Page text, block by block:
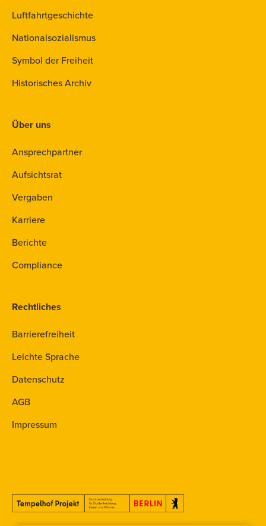
Luftfahrtgeschichte
Nationalsozialismus
Symbol der Freiheit
Historisches Archiv
Über uns
Ansprechpartner
Aufsichtsrat
Vergaben
Karriere
Berichte
Compliance
Rechtliches
Barrierefreiheit
Leichte Sprache
Datenschutz
AGB
Impressum